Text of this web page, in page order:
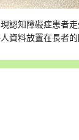
認知障礙症患者
資料放置在長者